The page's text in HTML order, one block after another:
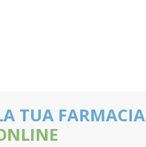
TUA FARMACIA